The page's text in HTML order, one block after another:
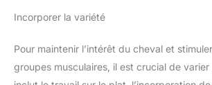
Incorporer la variété
Pour maintenir l’intérêt du cheval et
groupes musculaires, il est crucial de varier